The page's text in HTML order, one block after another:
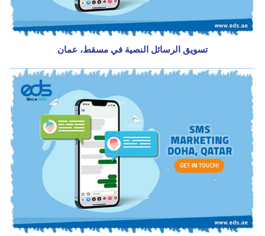
تسويق الرسائل النصية في مسقط، عمان